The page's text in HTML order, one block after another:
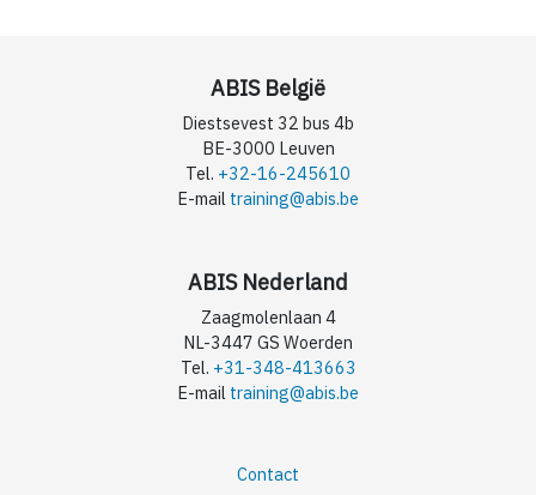
ABIS België
Diestsevest 32 bus 4b
BE-3000 Leuven
Tel. +32-16-245610
E-mail training@abis.be
ABIS Nederland
Zaagmolenlaan 4
NL-3447 GS Woerden
Tel. +31-348-413663
E-mail training@abis.be
Contact